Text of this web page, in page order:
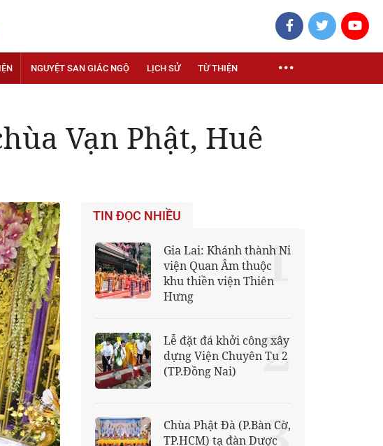
NGUYỆT SAN GIÁC NGỘ LỊCH SỬ TỪ THIỆN
Vạn Phật, Huê
TIN ĐỌC NHIỀU
Gia Lai: Khánh thành Ni
viện Quan Âm thuộc
khu thiền viện Thiên
Hưng
1
Lễ đặt đá khởi công xây
dựng Viện Chuyên Tu 2
(TP.Đồng Nai)
2
Chùa Phật Đà (P.Bàn Cờ,
TP.HCM) tạ đàn Dược